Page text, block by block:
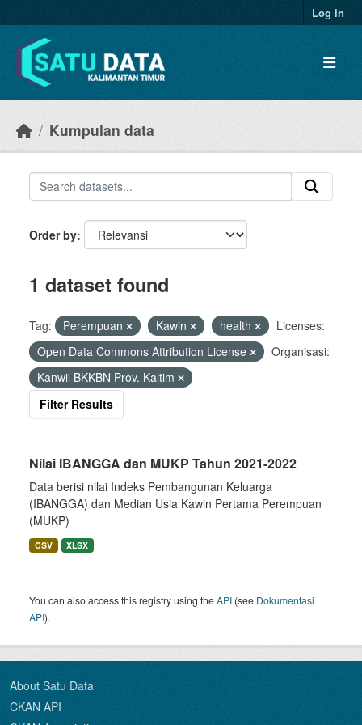
Log in
Kumpulan data
Order by
1 dataset found
Tag: Perempuan Kawin health
Licenses:
Open Data Commons Attribution License
Organisasi:
Kanwil BKKBN Prov. Kaltim
Filter Results
Nilai IBANGGA dan MUKP Tahun 2021-2022
Data berisi nilai Indeks Pembangunan Keluarga
(IBANGGA) dan Median Usia Kawin Pertama Perempuan
(MUKP)
CSV XLSX
You can also access this registry using theAPI (see Dokumentasi
API).
About Satu Data
CKAN API